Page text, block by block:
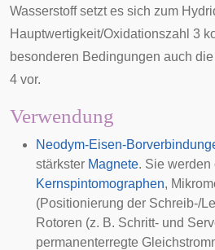
Wasserstoff setzt es sich zum
Hauptwertigkeit/Oxidationszahl 3
besonderen Bedingungen auch
4 vor.
Verwendung
Neodym-Eisen-
stärkster Magnete. Sie werden
Kernspintomographen,
(Positionierung der Schreib-/
Rotoren (z. B. Schritt- und
permanenterregte